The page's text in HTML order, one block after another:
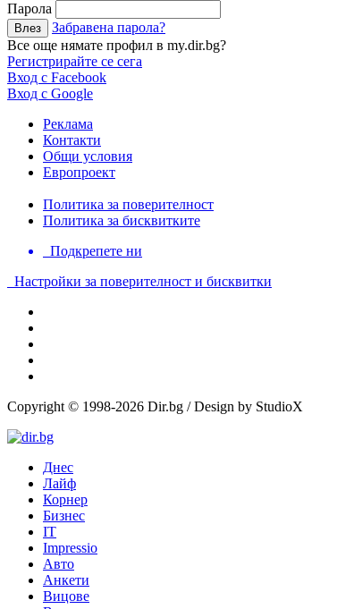
Парола
Забравена парола?
Все още нямате профил в my.dir.bg?
Регистрирайте се сега
Вход с Facebook
Вход с Google
Реклама
Контакти
Общи условия
Европроект
Политика за поверителност
Политика за бисквитките
Подкрепете ни
Настройки за поверителност и бисквитки
Copyright © 1998-2026 Dir.bg / Design by StudioX
Днес
Лайф
Корнер
Бизнес
IT
Impressio
Авто
Анкети
Вицове